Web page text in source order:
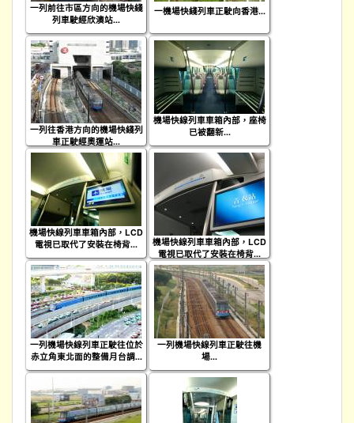
一列前往市區方向的機場快綫
列車駛經欣澳站...
一機場快綫列車正駛向香港...
一列往香港方向的機場快綫列
車正駛經奧運站...
機場快線列車車箱內部，座椅
已被翻新...
機場快線列車車箱內部，LCD
電視已取代了安裝在椅背...
機場快線列車車箱內部，LCD
電視已取代了安裝在椅背...
一列機場快線列車正駛往位於
赤立角東北面的整備月台調...
一列機場快線列車正駛往機
場...